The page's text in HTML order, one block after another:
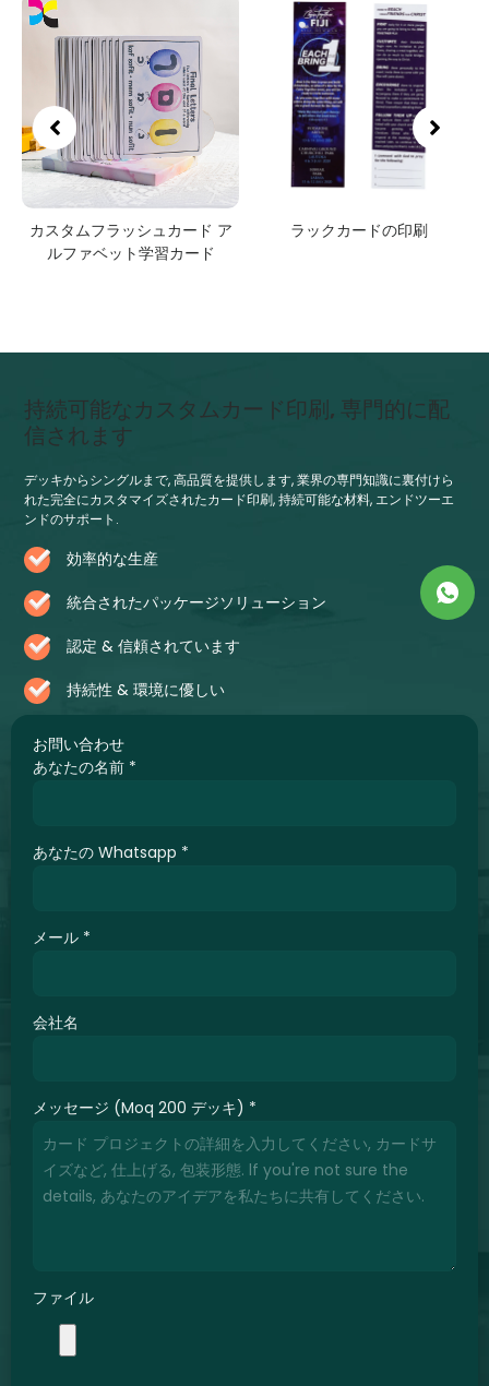
カスタムフラッシュカード ア
ルファベット学習カード
ラックカードの印刷
お問い合わせ
あなたの名前 *
あなたの Whatsapp *
メール *
会社名
メッセージ (Moq 200 デッキ) *
ファイル
持続可能なカスタムカード印刷, 専門的に配
信されます
デッキからシングルまで, 高品質を提供します, 業界の専門知識に裏付けら
れた完全にカスタマイズされたカード印刷, 持続可能な材料, エンドツーエ
ンドのサポート.
効率的な生産
統合されたパッケージソリューション
認定 & 信頼されています
持続性 & 環境に優しい